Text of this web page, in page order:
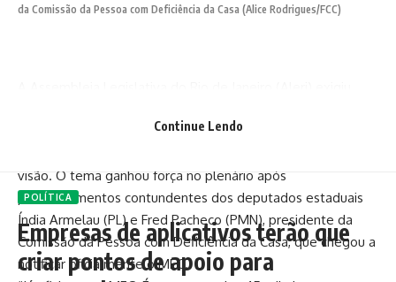
da Comissão da Pessoa com Deficiência da Casa (Alice Rodrigues/FCC)
Ministério da Educação (MEC) sobre a ausência de livros
visão. O tema ganhou força no plenário após
pronunciamentos contundentes dos deputados estaduais
Índia Armelau (PL) e Fred Pacheco (PMN), presidente da
Comissão da Pessoa com Deficiência da Casa, que chegou a
notificar oficialmente o MEC.
Continue Lendo
POLÍTICA
Empresas de aplicativos terão que
criar pontos de apoio para